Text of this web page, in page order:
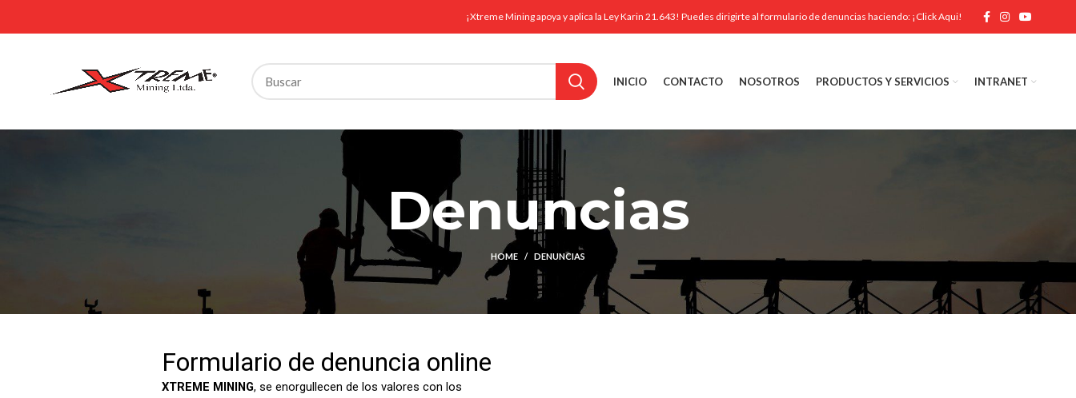
¡Xtreme Mining apoya y aplica la Ley Karin 21.643! Puedes dirigirte al formulario de denuncias haciendo: ¡Click Aqui!
INICIO CONTACTO NOSOTROS PRODUCTOS Y SERVICIOS INTRANET
Denuncias
HOME DENUNCIAS